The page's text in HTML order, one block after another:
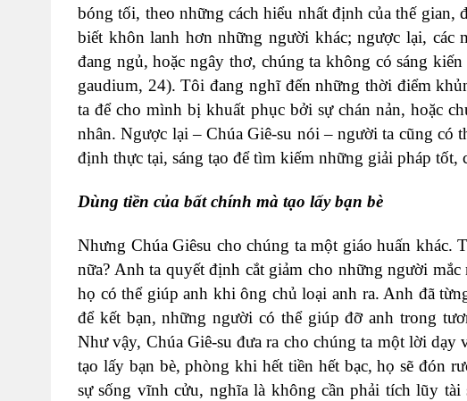
bóng tối, theo những cách hiểu nhất định của thế gian,
biết khôn lanh hơn những người khác; ngược lại, các
đang ngủ, hoặc ngây thơ, chúng ta không có sáng
gaudium, 24). Tôi đang nghĩ đến những thời điểm
ta để cho mình bị khuất phục bởi sự chán nản, hoặc
nhân. Ngược lại – Chúa Giê-su nói – người ta cũng có
định thực tại, sáng tạo để tìm kiếm những giải pháp tốt,
Dùng tiền của bất chính mà tạo lấy bạn bè
Nhưng Chúa Giêsu cho chúng ta một giáo huấn khác.
nữa? Anh ta quyết định cắt giảm cho những người
họ có thể giúp anh khi ông chủ loại anh ra. Anh đã
để kết bạn, những người có thể giúp đỡ anh trong
Như vậy, Chúa Giê-su đưa ra cho chúng ta một lời dạy
tạo lấy bạn bè, phòng khi hết tiền hết bạc, họ sẽ đón
sự sống vĩnh cửu, nghĩa là không cần phải tích lũy